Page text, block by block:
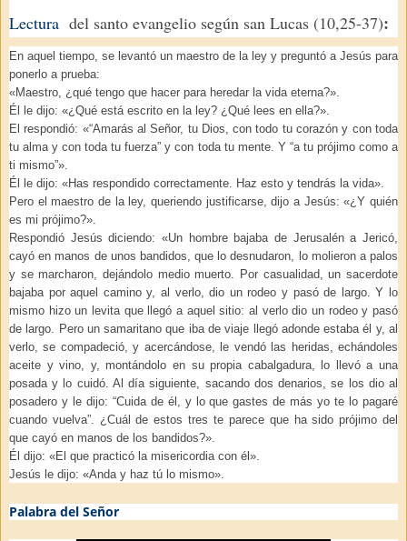
Lectura del santo evangelio según san Lucas (10,25-37):
En aquel tiempo, se levantó un maestro de la ley y preguntó a Jesús para
ponerlo a prueba:
«Maestro, ¿qué tengo que hacer para heredar la vida eterna?».
Él le dijo: «¿Qué está escrito en la ley? ¿Qué lees en ella?».
El respondió: «“Amarás al Señor, tu Dios, con todo tu corazón y con toda
tu alma y con toda tu fuerza” y con toda tu mente. Y “a tu prójimo como a
ti mismo”».
Él le dijo: «Has respondido correctamente. Haz esto y tendrás la vida».
Pero el maestro de la ley, queriendo justificarse, dijo a Jesús: «¿Y quién
es mi prójimo?».
Respondió Jesús diciendo: «Un hombre bajaba de Jerusalén a Jericó,
cayó en manos de unos bandidos, que lo desnudaron, lo molieron a palos
y se marcharon, dejándolo medio muerto. Por casualidad, un sacerdote
bajaba por aquel camino y, al verlo, dio un rodeo y pasó de largo. Y lo
mismo hizo un levita que llegó a aquel sitio: al verlo dio un rodeo y pasó
de largo. Pero un samaritano que iba de viaje llegó adonde estaba él y, al
verlo, se compadeció, y acercándose, le vendó las heridas, echándoles
aceite y vino, y, montándolo en su propia cabalgadura, lo llevó a una
posada y lo cuidó. Al día siguiente, sacando dos denarios, se los dio al
posadero y le dijo: “Cuida de él, y lo que gastes de más yo te lo pagaré
cuando vuelva”. ¿Cuál de estos tres te parece que ha sido prójimo del
que cayó en manos de los bandidos?».
Él dijo: «El que practicó la misericordia con él».
Jesús le dijo: «Anda y haz tú lo mismo».
Palabra del Señor